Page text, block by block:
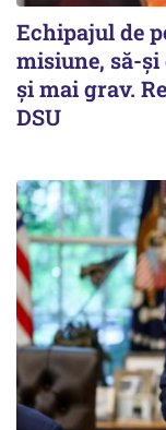
Echipajul de
misiune, să-și
și mai grav.
DSU